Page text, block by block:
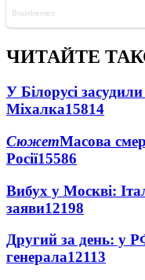
ЧИТАЙТЕ
У Білорусі
Міхалка15814
СюжетМасова
Росії15586
Вибух у Москві:
заяви12198
Другий за день: у
генерала12113